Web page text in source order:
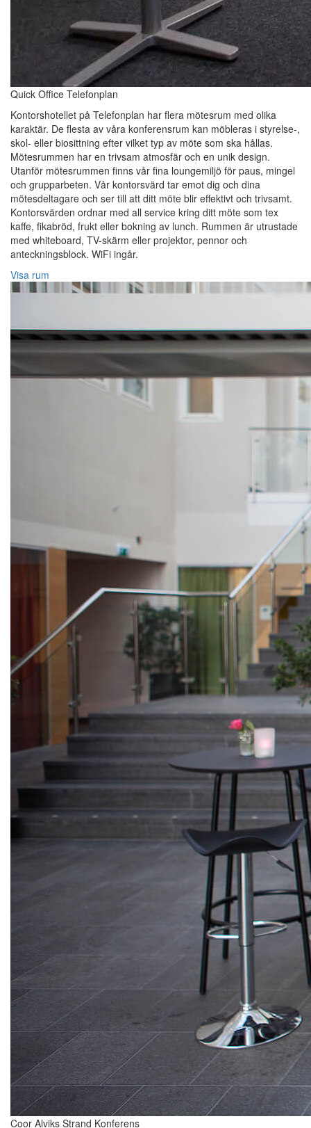
Quick Office Telefonplan
Kontorshotellet på Telefonplan har flera mötesrum med olika
karaktär. De flesta av våra konferensrum kan möbleras i styrelse-,
skol- eller biosittning efter vilket typ av möte som ska hållas.
Mötesrummen har en trivsam atmosfär och en unik design.
Utanför mötesrummen finns vår fina loungemiljö för paus, mingel
och grupparbeten. Vår kontorsvärd tar emot dig och dina
mötesdeltagare och ser till att ditt möte blir effektivt och trivsamt.
Kontorsvärden ordnar med all service kring ditt möte som tex
kaffe, fikabröd, frukt eller bokning av lunch. Rummen är utrustade
med whiteboard, TV-skärm eller projektor, pennor och
anteckningsblock. WiFi ingår.
Visa rum
Coor Alviks Strand Konferens